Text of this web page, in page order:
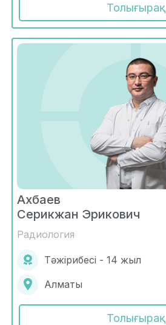
Толығырақ
Ахбаев
Серикжан Эрикович
Радиология
Тәжірибесі - 14 жыл
Алматы
Толығырақ